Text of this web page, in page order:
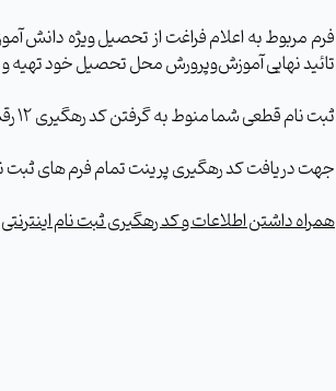
فرم مربوط به اعلام فراغت از تحصیل ویژه دانش
تائید نهایی آموزش‌وپرورش محل تحصیل خود تهیه و
ثبت نام قطعی شما منوط به گرفتن کد رهگیری 12 رقمی می باشد.
جهت دریافت کد رهگیری پرینت تمام فرم های ثبت
همراه داشتن اطلاعات و کد رهگیری ثبت نام